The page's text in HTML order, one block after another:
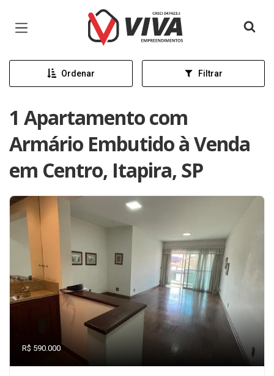
Página inicial
Ordenar Filtrar
1 Apartamento com
Armário Embutido à Venda
em Centro, Itapira, SP
R$ 590.000